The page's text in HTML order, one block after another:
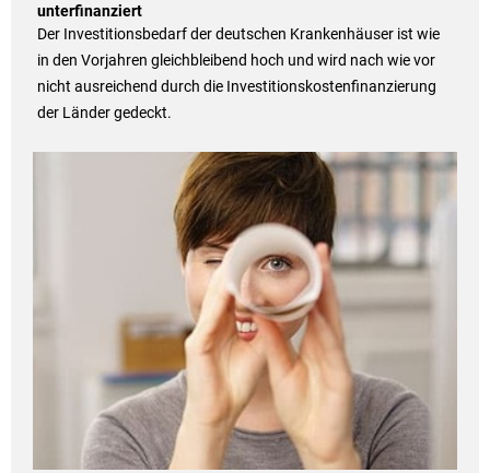
unterfinanziert
Der Investitionsbedarf der deutschen Krankenhäuser ist wie
in den Vorjahren gleichbleibend hoch und wird nach wie vor
nicht ausreichend durch die Investitionskostenfinanzierung
der Länder gedeckt.